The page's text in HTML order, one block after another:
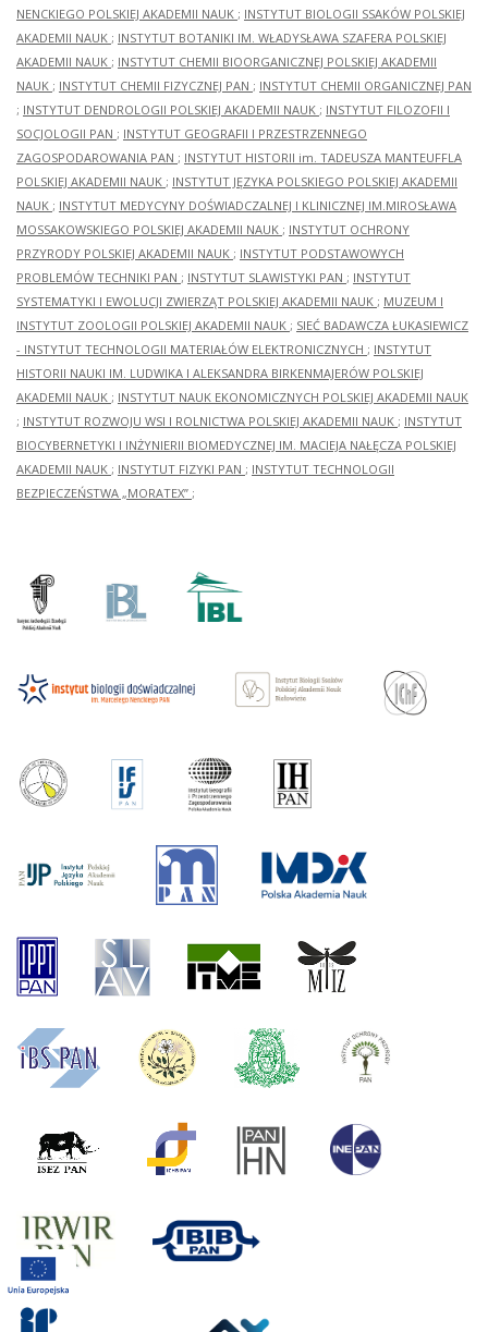
NENCKIEGO POLSKIEJ AKADEMII NAUK ; INSTYTUT BIOLOGII SSAKÓW POLSKIEJ
AKADEMII NAUK ; INSTYTUT BOTANIKI IM. WŁADYSŁAWA SZAFERA POLSKIEJ
AKADEMII NAUK ; INSTYTUT CHEMII BIOORGANICZNEJ POLSKIEJ AKADEMII
NAUK ; INSTYTUT CHEMII FIZYCZNEJ PAN ; INSTYTUT CHEMII ORGANICZNEJ PAN
; INSTYTUT DENDROLOGII POLSKIEJ AKADEMII NAUK ; INSTYTUT FILOZOFII I
SOCJOLOGII PAN ; INSTYTUT GEOGRAFII I PRZESTRZENNEGO
ZAGOSPODAROWANIA PAN ; INSTYTUT HISTORII im. TADEUSZA MANTEUFFLA
POLSKIEJ AKADEMII NAUK ; INSTYTUT JĘZYKA POLSKIEGO POLSKIEJ AKADEMII
NAUK ; INSTYTUT MEDYCYNY DOŚWIADCZALNEJ I KLINICZNEJ IM.MIROSŁAWA
MOSSAKOWSKIEGO POLSKIEJ AKADEMII NAUK ; INSTYTUT OCHRONY
PRZYRODY POLSKIEJ AKADEMII NAUK ; INSTYTUT PODSTAWOWYCH
PROBLEMÓW TECHNIKI PAN ; INSTYTUT SLAWISTYKI PAN ; INSTYTUT
SYSTEMATYKI I EWOLUCJI ZWIERZĄT POLSKIEJ AKADEMII NAUK ; MUZEUM I
INSTYTUT ZOOLOGII POLSKIEJ AKADEMII NAUK ; SIEĆ BADAWCZA ŁUKASIEWICZ
- INSTYTUT TECHNOLOGII MATERIAŁÓW ELEKTRONICZNYCH ; INSTYTUT
HISTORII NAUKI IM. LUDWIKA I ALEKSANDRA BIRKENMAJERÓW POLSKIEJ
AKADEMII NAUK ; INSTYTUT NAUK EKONOMICZNYCH POLSKIEJ AKADEMII NAUK
; INSTYTUT ROZWOJU WSI I ROLNICTWA POLSKIEJ AKADEMII NAUK ; INSTYTUT
BIOCYBERNETYKI I INŻYNIERII BIOMEDYCZNEJ IM. MACIEJA NAŁĘCZA POLSKIEJ
AKADEMII NAUK ; INSTYTUT FIZYKI PAN ; INSTYTUT TECHNOLOGII
BEZPIECZEŃSTWA „MORATEX” ;